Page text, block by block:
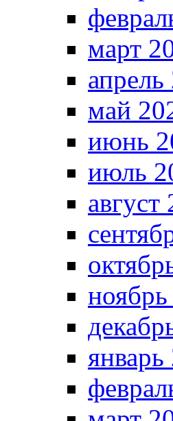
март
апрель
май
июнь
июль
август
январь